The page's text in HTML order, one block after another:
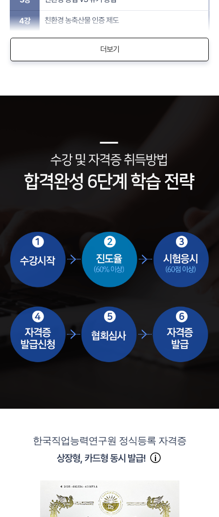
4강 친환경 농축산물 인증 제도​
더보기
한국직업능력연구원 정식등록 자격증
상장형, 카드형 동시 발급!